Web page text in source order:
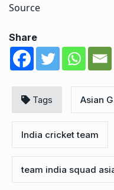
Source
Share
Tags Asian
India cricket team
team india squad